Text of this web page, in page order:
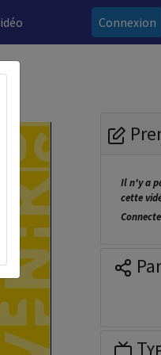
Connexion
Il n'y a
cette